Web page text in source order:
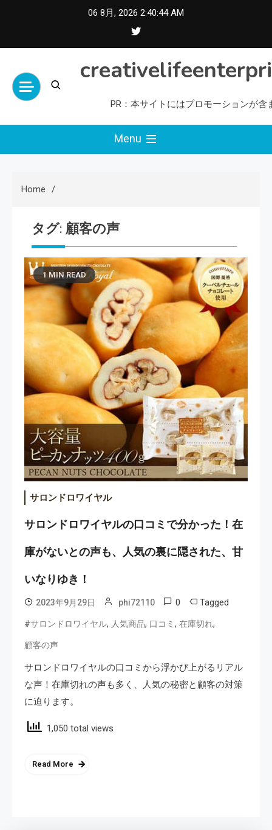
06 8月, 2026 2:40:45 AM
PR：本サイトにはプロモーションが含
Menu
Home
タグ: 顧客の声
1 MIN READ
サロンドロワイヤル
サロンドロワイヤルの口コミで分かった！在
庫がないとの声も、人気の裏に隠された、甘
いなりゆき！
2023年9月29日 phi72110 0 Tagged
#サロンドロワイヤル, 人気商品, 口コミ , 在庫切れ,
顧客の声
サロンドロワイヤルの口コミから浮かび上がるリアル
な声！在庫切れの声も多く、人気の秘密と顧客の対策
に迫ります。
1,050 total views
Read More